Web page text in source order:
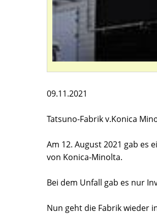
09.11.2021
Tatsuno-Fabrik v.Konica
Am 12. August 2021 gab es
von Konica-Minolta.
Bei dem Unfall gab es nur
Nun geht die Fabrik wieder